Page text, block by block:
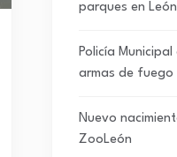
parques en León
Policía
armas de fuego
Nuevo
ZooLeón